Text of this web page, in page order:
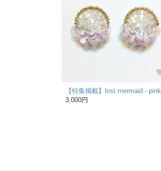
【特集掲載】lost mermaid - pink
3,000円